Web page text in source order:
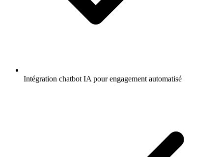
Intégration chatbot IA pour engagement automatisé